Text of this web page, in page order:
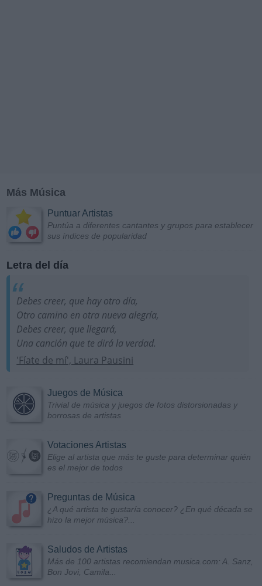
Más Música
Puntuar Artistas
Puntúa a diferentes cantantes y grupos para establecer
sus índices de popularidad
Letra del día
Debes creer, que hay otro día,
Otro camino en otra nueva alegría,
Debes creer, que llegará,
Una canción que te dirá la verdad.
'Fíate de mí', Laura Pausini
Juegos de Música
Trivial de música y juegos de fotos distorsionadas y
borrosas de artistas
Votaciones Artistas
Elige al artista que más te guste para determinar quién
es el mejor de todos
Preguntas de Música
¿A qué artista te gustaría conocer? ¿En qué década se
hizo la mejor música?...
Saludos de Artistas
Más de 100 artistas recomiendan musica.com: A. Sanz,
Bon Jovi, Camila...